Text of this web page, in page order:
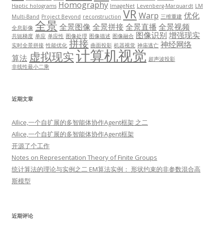
Haptic holograms Homography ImageNet Levenberg-Marquardt LM
Multi-Band Project Beyond reconstruction VR Warp 三维重建 优化
全息影像 全景 全景图像 全景拼接全景直播 全景视频
共轭梯度 单应 单应性 图像处理 图像描述 图像融合 图像识别 增强现实
实时全景拼接 性能优化 拼接 曲面投影 机器视觉 神庙逃亡 神经网络
算法 虚拟现实计算机视觉 超声波投影
非线性最小二乘
近期文章
AIlice,一个自扩展的多智能体协作Agent框架 之二
AIlice,一个自扩展的多智能体协作Agent框架
开源了个工作
Notes on Representation Theory of Finite Groups
统计算法的理论与实例之二 EM算法实例： 形状约束的非参数混合高
斯模型
近期评论